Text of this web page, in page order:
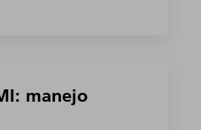
manejo